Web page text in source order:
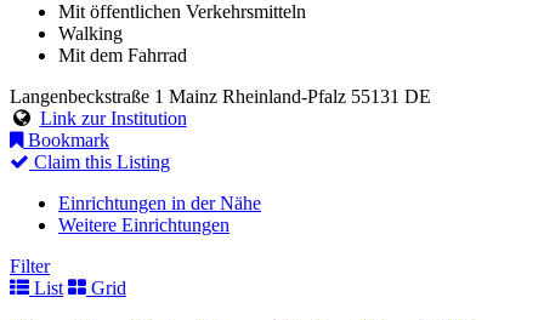
Mit öffentlichen Verkehrsmitteln
Walking
Mit dem Fahrrad
Langenbeckstraße 1 Mainz Rheinland-Pfalz 55131 DE
Link zur Institution
Bookmark
Claim this Listing
Einrichtungen in der Nähe
Weitere Einrichtungen
Filter
List
Grid